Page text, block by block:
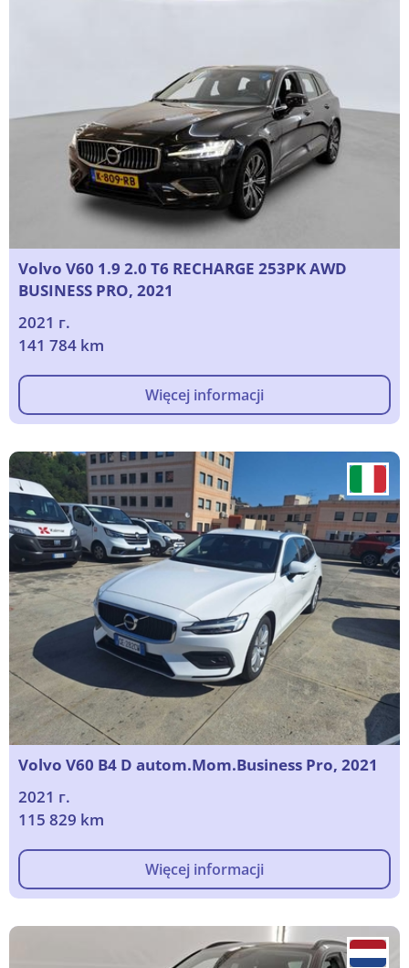
Volvo V60 1.9 2.0 T6 RECHARGE 253PK AWD
BUSINESS PRO, 2021
2021 г.
141 784 km
Więcej informacji
Volvo V60 B4 D autom.Mom.Business Pro, 2021
2021 г.
115 829 km
Więcej informacji